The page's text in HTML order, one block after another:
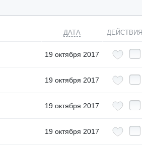
ДАТА ДЕЙСТВИЯ
19 октября 2017
19 октября 2017
19 октября 2017
19 октября 2017